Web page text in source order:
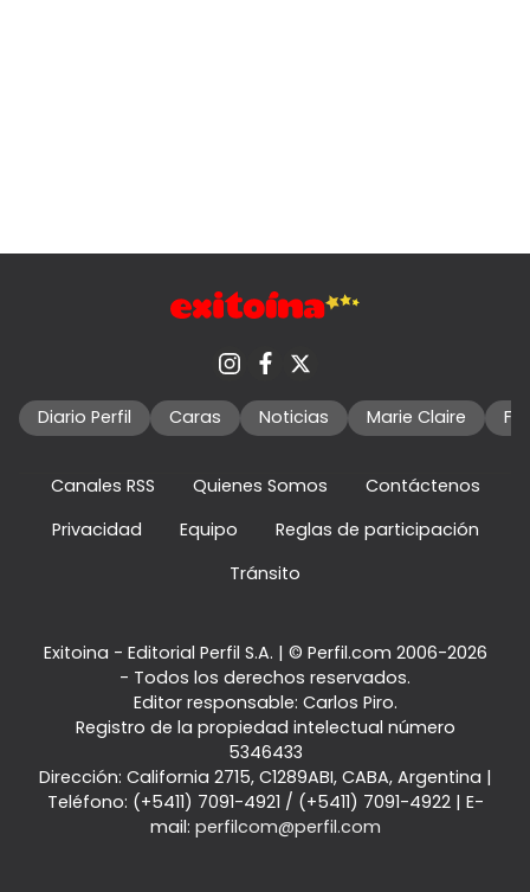
Diario Perfil Caras Noticias Marie Claire
Canales RSS Quienes Somos
Contáctenos
Privacidad
Equipo
Reglas de participación
Tránsito
Exitoina - Editorial Perfil S.A. | © Perfil.com 2006-2026
- Todos los derechos reservados.
Editor responsable: Carlos Piro.
Registro de la propiedad intelectual número
5346433
Dirección: California 2715, C1289ABI, CABA, Argentina |
Teléfono: (+5411) 7091-4921 / (+5411) 7091-4922| E-
mail: perfilcom@perfil.com